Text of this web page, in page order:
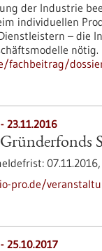
der Industrie
individuellen
– die
nötig.
fachbeitrag/
23.11.2016
07.11.2016,
pro.de/
25.10.2017